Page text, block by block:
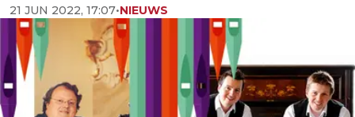
21 JUN 2022, 17:07•NIEUWS